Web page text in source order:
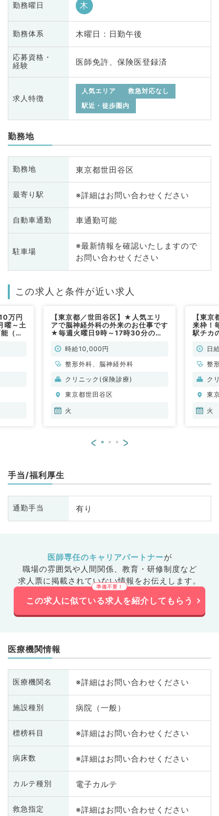
勤務曜日 木
勤務体系 木曜日 : 日勤午後
応募資格・
経験
医師免許、保険医登録済
求人特徴
人気エリア
救急対応なし
駅近・徒歩圏内
勤務地
勤務地 東京都世田谷区
最寄り駅 ※詳細はお問い合わせください
自動車通勤 車通勤可能
駐車場
※最新情報を確認いたしますので
お問い合わせください
この求人と条件が近い求人
万円
曜～土
（整
【東京都／世田谷区】★人気エリ
アで脳神経外科の外来のお仕事です
★毎週火曜日9時～17時30分の日
り駅から徒歩圏内です◎(整形外
時給10,000円
整形外科、脳神経外科
クリニック(保険診療)
東京都世田谷区
火
【東
来枠！
駅チカ
日
整
ク
東
火
< >
手当/福利厚生
通勤手当 有り
医師専任のキャリアパートナーが
職場の雰囲気や人間関係、 教育・研修制度など
求人票に掲載されていない情報をお伝えします。
この求人に似ている求人を紹介してもらう
医療機関情報
医療機関名 ※詳細はお問い合わせください
施設種別 病院（一般）
標榜科目 ※詳細はお問い合わせください
病床数 ※詳細はお問い合わせください
カルテ種別 電子カルテ
救急指定 ※詳細はお問い合わせください